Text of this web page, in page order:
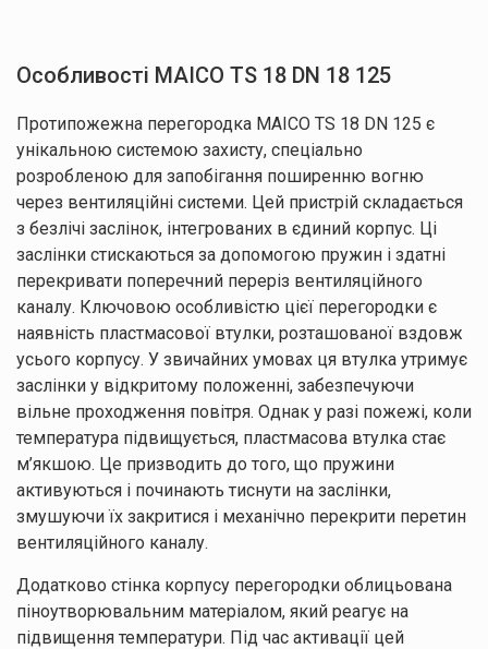
Особливості MAICO TS 18 DN 18 125
Протипожежна перегородка MAICO TS 18 DN 125 є
унікальною системою захисту, спеціально
розробленою для запобігання поширенню вогню
через вентиляційні системи. Цей пристрій складається
з безлічі заслінок, інтегрованих в єдиний корпус. Ці
заслінки стискаються за допомогою пружин і здатні
перекривати поперечний переріз вентиляційного
каналу. Ключовою особливістю цієї перегородки є
наявність пластмасової втулки, розташованої вздовж
усього корпусу. У звичайних умовах ця втулка утримує
заслінки у відкритому положенні, забезпечуючи
вільне проходження повітря. Однак у разі пожежі, коли
температура підвищується, пластмасова втулка стає
м’якшою. Це призводить до того, що пружини
активуються і починають тиснути на заслінки,
змушуючи їх закритися і механічно перекрити перетин
вентиляційного каналу.
Додатково стінка корпусу перегородки облицьована
піноутворювальним матеріалом, який реагує на
підвищення температури. Під час активації цей